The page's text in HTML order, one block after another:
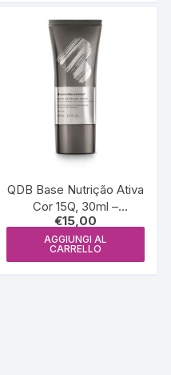
QDB Base Nutrição Ativa
Cor 15Q, 30ml –
QDB6200
€15,00
AGGIUNGI AL
CARRELLO